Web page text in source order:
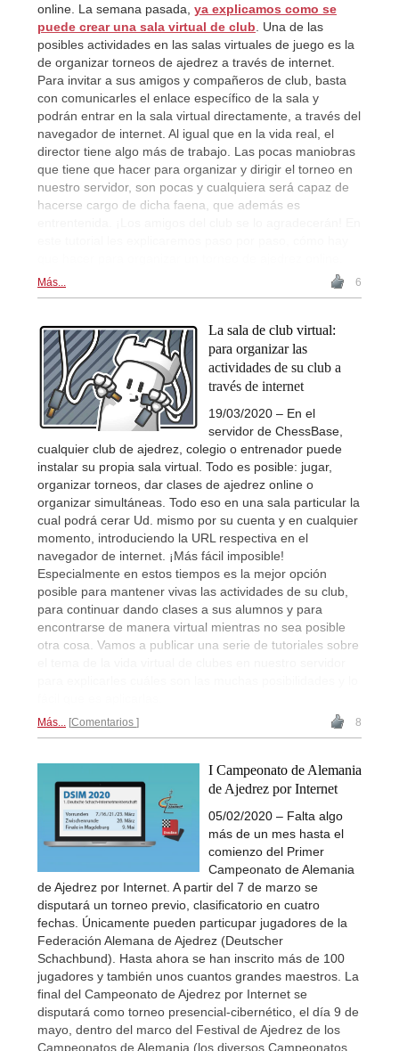
online. La semana pasada, ya explicamos como se
puede crear una sala virtual de club . Una de las
posibles actividades en las salas virtuales de juego es la
de organizar torneos de ajedrez a través de internet.
Para invitar a sus amigos y compañeros de club, basta
con comunicarles el enlace específico de la sala y
podrán entrar en la sala virtual directamente, a través del
navegador de internet. Al igual que en la vida real, el
director tiene algo más de trabajo. Las pocas maniobras
que tiene que hacer para organizar y dirigir el torneo en
nuestro servidor, son pocas y cualquiera será capaz de
hacerse cargo de dicha faena, que además es
Más... 6
La sala de club virtual:
para organizar las
actividades de su club a
través de internet
19/03/2020 – En el
servidor de ChessBase,
cualquier club de ajedrez, colegio o entrenador puede
instalar su propia sala virtual. Todo es posible: jugar,
organizar torneos, dar clases de ajedrez online o
organizar simultáneas. Todo eso en una sala particular la
cual podrá cerar Ud. mismo por su cuenta y en cualquier
momento, introduciendo la URL respectiva en el
navegador de internet. ¡Más fácil imposible!
Especialmente en estos tiempos es la mejor opción
posible para mantener vivas las actividades de su club,
para continuar dando clases a sus alumnos y para
encontrarse de manera virtual mientras no sea posible
otra cosa. Vamos a publicar una serie de tutoriales sobre
Más... Comentarios 8
I Campeonato de Alemania
de Ajedrez por Internet
05/02/2020 – Falta algo
más de un mes hasta el
comienzo del Primer
Campeonato de Alemania
de Ajedrez por Internet. A partir del 7 de marzo se
disputará un torneo previo, clasificatorio en cuatro
fechas. Únicamente pueden particupar jugadores de la
Federación Alemana de Ajedrez (Deutscher
Schachbund). Hasta ahora se han inscrito más de 100
jugadores y también unos cuantos grandes maestros. La
final del Campeonato de Ajedrez por Internet se
disputará como torneo presencial-cibernético, el día 9 de
mayo, dentro del marco del Festival de Ajedrez de los
Campeonatos de Alemania (los diversos Campeonatos